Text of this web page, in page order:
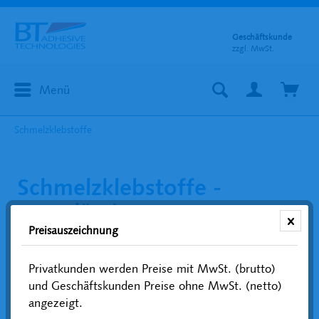
Menü
Geschäftskunde
zzgl. MwSt.
Schmelzklebstoffe
Schmelzklebstoffe -
zuverlässige
Klebstoffverbindungen für
gewerbliche
Anwendungen
Preisauszeichnung
Privatkunden werden Preise mit MwSt. (brutto)
und Geschäftskunden Preise ohne MwSt. (netto)
angezeigt.